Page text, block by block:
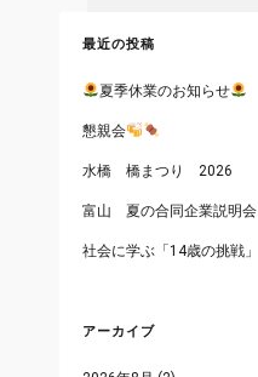
最近の投稿
夏季休業のお知らせ
懇親会
水橋 橋まつり 2026
富山 夏の合同企業説明会
社会に学ぶ「14歳の挑戦」
アーカイブ